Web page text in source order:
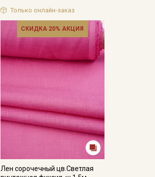
Только онлайн-заказ
СКИДКА 20% АКЦИЯ
Лен сорочечный цв.Светлая